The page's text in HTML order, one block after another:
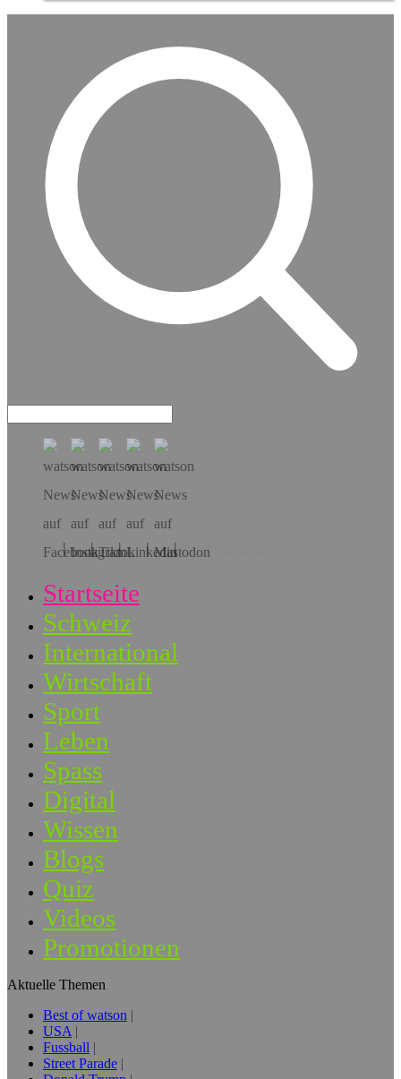
Hol dir die App!
Startseite
Schweiz
International
Wirtschaft
Sport
Leben
Spass
Digital
Wissen
Blogs
Quiz
Videos
Promotionen
Aktuelle Themen
Best of watson
USA
Fussball
Street Parade